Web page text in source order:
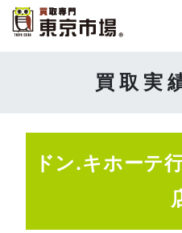
買取実
ドン.キホーテ